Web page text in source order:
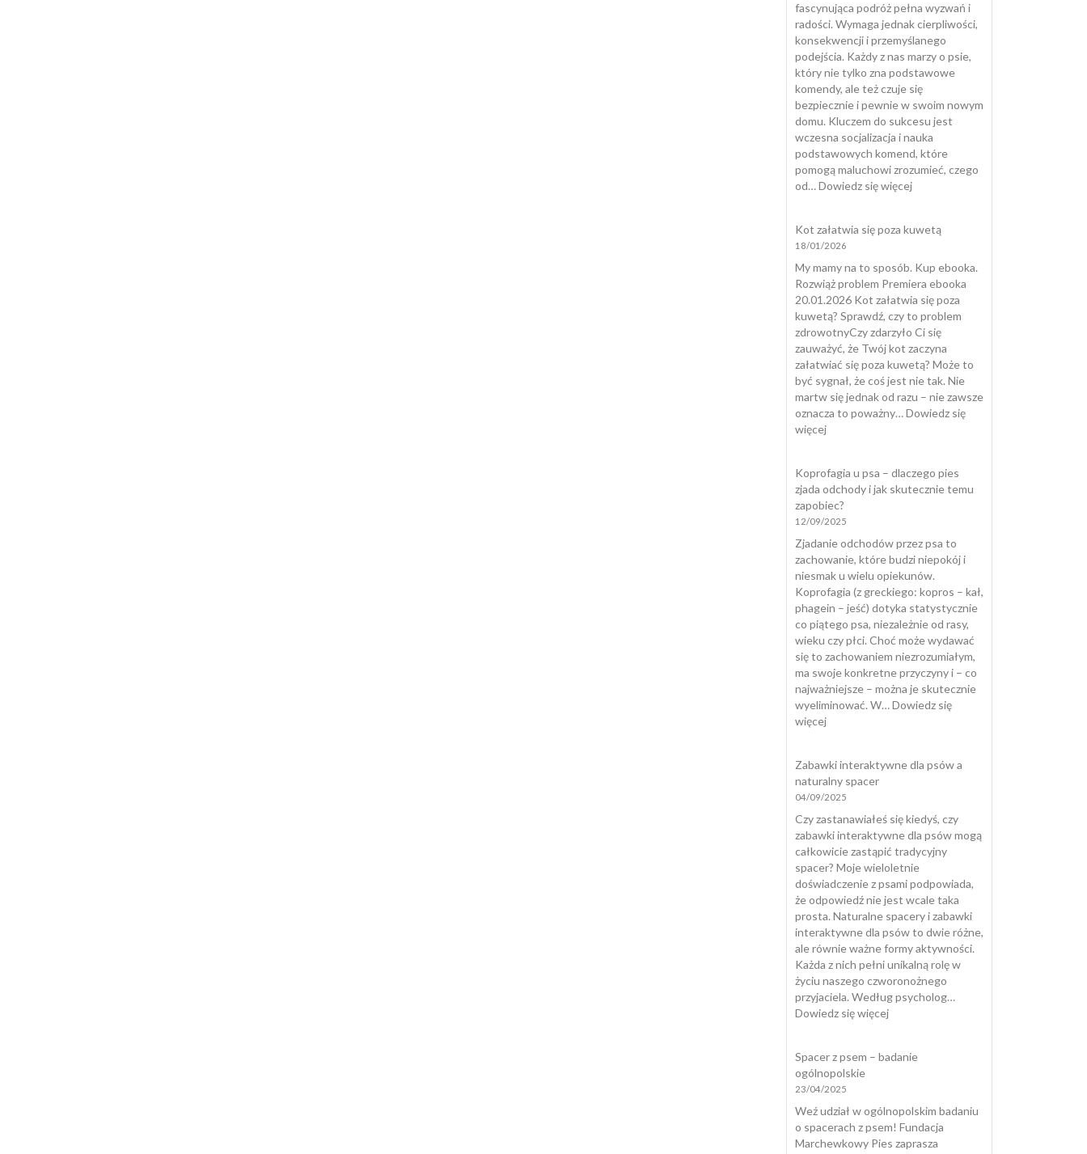
fascynująca podróż pełna wyzwań i
radości. Wymaga jednak cierpliwości,
konsekwencji i przemyślanego
podejścia. Każdy z nas marzy o psie,
który nie tylko zna podstawowe
komendy, ale też czuje się
bezpiecznie i pewnie w swoim nowym
domu. Kluczem do sukcesu jest
wczesna socjalizacja i nauka
podstawowych komend, które
pomogą maluchowi zrozumieć, czego
od…Dowiedz się więcej:
Kot załatwia się poza kuwetą
18/01/2026
My mamy na to sposób. Kup ebooka.
Rozwiąż problem Premiera ebooka
20.01.2026 Kot załatwia się poza
kuwetą? Sprawdź, czy to problem
zdrowotnyCzy zdarzyło Ci się
zauważyć, że Twój kot zaczyna
załatwiać się poza kuwetą? Może to
być sygnał, że coś jest nie tak. Nie
martw się jednak od razu – nie zawsze
oznacza to poważny…Dowiedz się
więcej:
się
poza
kuwetą
Koprofagia u psa – dlaczego pies
zjada odchody i jak skutecznie temu
zapobiec?
12/09/2025
Zjadanie odchodów przez psa to
zachowanie, które budzi niepokój i
niesmak u wielu opiekunów.
Koprofagia (z greckiego: kopros – kał,
phagein – jeść) dotyka statystycznie
co piątego psa, niezależnie od rasy,
wieku czy płci. Choć może wydawać
się to zachowaniem niezrozumiałym,
ma swoje konkretne przyczyny i – co
najważniejsze – można je skutecznie
wyeliminować. W…Dowiedz się
więcej:
psa
–
dlaczego
pies
zjada
odchody
i
jak
skutecznie
temu
zapobiec?
Zabawki interaktywne dla psów a
naturalny spacer
04/09/2025
Czy zastanawiałeś się kiedyś, czy
zabawki interaktywne dla psów mogą
całkowicie zastąpić tradycyjny
spacer? Moje wieloletnie
doświadczenie z psami podpowiada,
że odpowiedź nie jest wcale taka
prosta. Naturalne spacery i zabawki
interaktywne dla psów to dwie różne,
ale równie ważne formy aktywności.
Każda z nich pełni unikalną rolę w
życiu naszego czworonożnego
przyjaciela. Według psycholog…
Dowiedz się więcej:
dla
naturalny
spacer
Spacer z psem – badanie
ogólnopolskie
23/04/2025
Weź udział w ogólnopolskim badaniu
o spacerach z psem! Fundacja
Marchewkowy Pies zaprasza